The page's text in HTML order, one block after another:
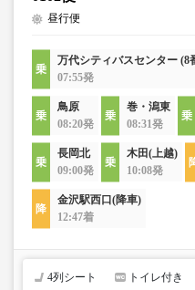
昼行便
万代シティバスセンター (8
07:55発
鳥原
08:20発
巻・潟東
08:31発
長岡北
09:00発
木田(上越)
10:08発
金沢駅西口(降車)
12:47着
4列シート トイレ付き